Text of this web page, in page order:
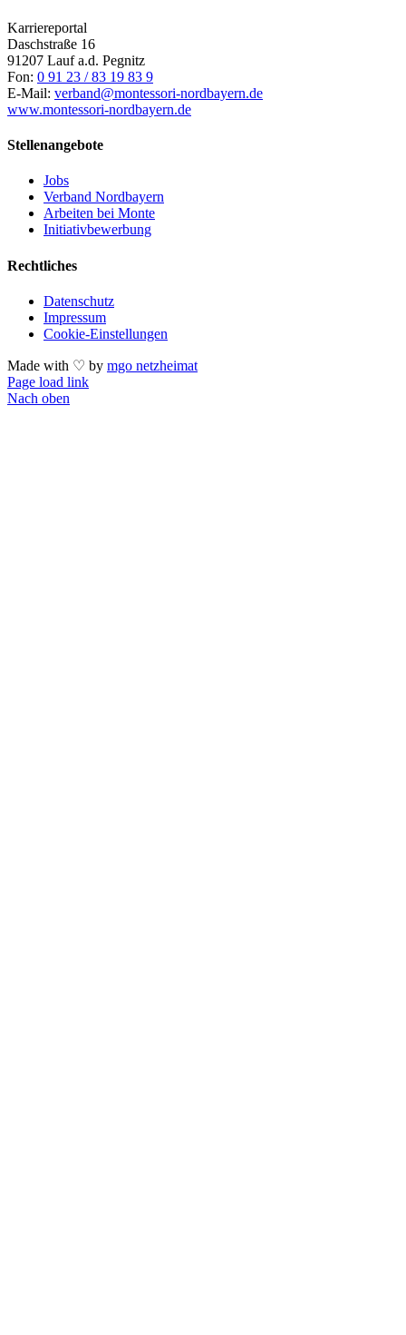
Karriereportal
Daschstraße 16
91207 Lauf a.d. Pegnitz
Fon: 0 91 23 / 83 19 83 9
E-Mail: verband@montessori-nordbayern.de
www.montessori-nordbayern.de
Stellenangebote
Jobs
Verband Nordbayern
Arbeiten bei Monte
Initiativbewerbung
Rechtliches
Datenschutz
Impressum
Cookie-Einstellungen
Made with ♡ by mgo netzheimat
Page load link
Nach oben